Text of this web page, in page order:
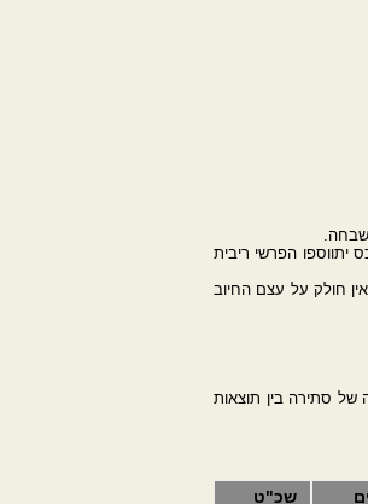
יתווספו הפרשי ריבית
השומה. לחליפין, במידה ואין חולק על עצם החיוב
של סתירה בין תוצאות
שכ"ט